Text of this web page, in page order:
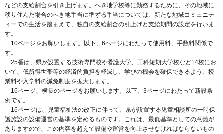
などの支給割合を引き上げます。へき地学校等に勤務するために、その地域に
移り住んだ場合のへき地手当に準ずる手当については、新たな地域コミュニテ
ィーでの生活を踏まえて、独自の支給割合の引上げと支給期間の設定を行いま
す。
10ページをお願いします。以下、6ページにわたって使用料、手数料関係で
す。
25番は、県が設置する技術専門校や看護大学、工科短期大学校など14校にお
いて、低所得世帯等の経済的負担を軽減し、学びの機会を確保できるよう、授
業料や入学料の減免制度を拡大します。
16ページ、横長のページをお願いします。以下、3ページにわたって新設条
例です。
16ページは、児童福祉法の改正に伴って、県が設置する児童相談所の一時保
護施設の設備運営の基準を定めるものです。これは、最低基準としての意義が
ありますので、この内容を超えて設備や運営を向上させなければならないもの